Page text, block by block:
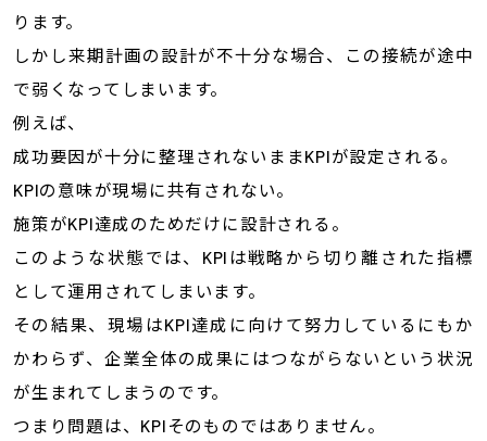
ります。
しかし来期計画の設計が不十分な場合、この接続が途中
で弱くなってしまいます。
例えば、
成功要因が十分に整理されないままKPIが設定される。
KPIの意味が現場に共有されない。
施策がKPI達成のためだけに設計される。
このような状態では、KPIは戦略から切り離された指標
として運用されてしまいます。
その結果、現場はKPI達成に向けて努力しているにもか
かわらず、企業全体の成果にはつながらないという状況
が生まれてしまうのです。
つまり問題は、KPIそのものではありません。